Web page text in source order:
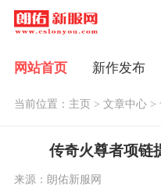
网站首页 新作发布
当前位置： 主页> 文章中心>
传奇火尊者项链
来源：朗佑新服网